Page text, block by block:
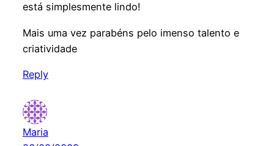
está simplesmente lindo!
Mais uma vez parabéns pelo imenso talento e
criatividade
Reply
Maria